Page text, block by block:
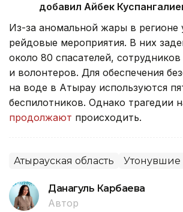
добавил Айбек
Из-за аномальной жары в регионе
рейдовые мероприятия. В них
около 80 спасателей,
и волонтеров. Для обеспечения
на воде в Атырау используются
беспилотников. Однако трагедии
продолжают происходить.
Атырауская область Утонувшие
Данагуль Карбаева
Автор